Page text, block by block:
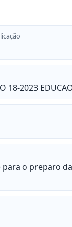
18-2023
o preparo